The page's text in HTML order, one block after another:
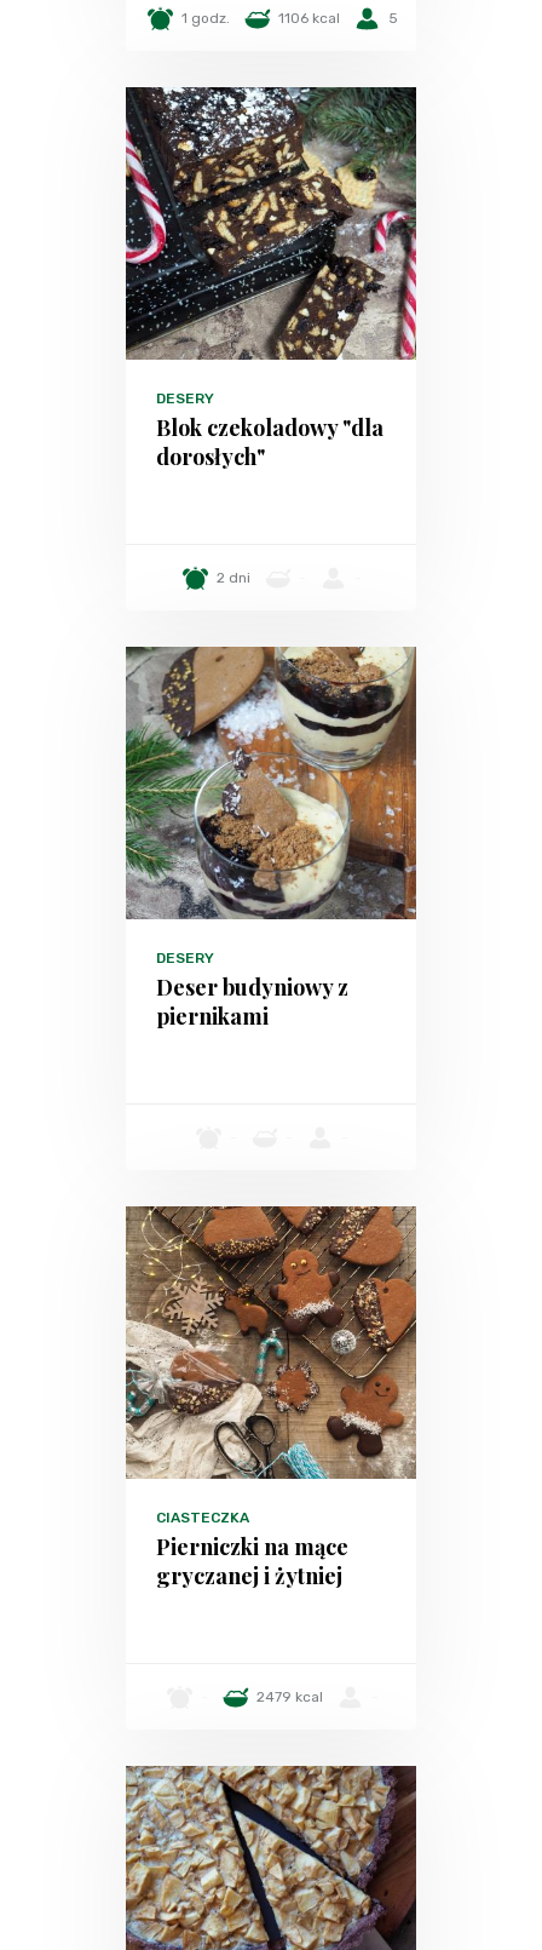
1 godz. 1106 kcal 5
DESERY
Blok czekoladowy "dla
dorosłych"
2 dni
DESERY
Deser budyniowy z
piernikami
CIASTECZKA
Pierniczki na mące
gryczanej i żytniej
2479 kcal